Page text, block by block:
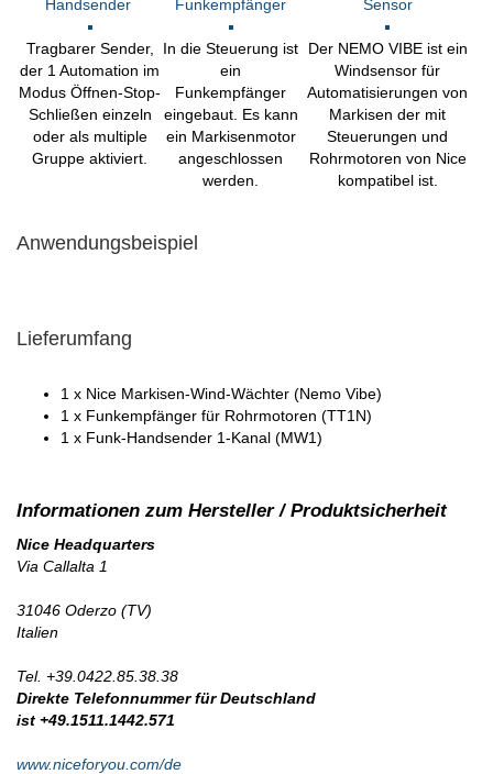
Handsender Funkempfänger Sensor
Tragbarer Sender,
der 1 Automation im
Modus Öffnen-Stop-
Schließen einzeln
oder als multiple
Gruppe aktiviert.
In die Steuerung ist
ein
Funkempfänger
eingebaut. Es kann
ein Markisenmotor
angeschlossen
werden.
Der NEMO VIBE ist ein
Windsensor für
Automatisierungen von
Markisen der mit
Steuerungen und
Rohrmotoren von Nice
kompatibel ist.
Anwendungsbeispiel
Lieferumfang
1 x Nice Markisen-Wind-Wächter (Nemo Vibe)
1 x Funkempfänger für Rohrmotoren (TT1N)
1 x Funk-Handsender 1-Kanal (MW1)
Nice Headquarters
Via Callalta 1
31046 Oderzo (TV)
Italien
Tel. +39.0422.85.38.38
Direkte Telefonnummer für Deutschland
ist +49.1511.1442.571
www.niceforyou.com/de